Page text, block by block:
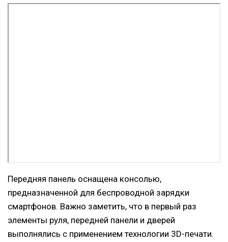
Передняя панель оснащена консолью,
предназначенной для беспроводной зарядки
смартфонов. Важно заметить, что в первый раз
элементы руля, передней панели и дверей
выполнялись с применением технологии 3D-печати.